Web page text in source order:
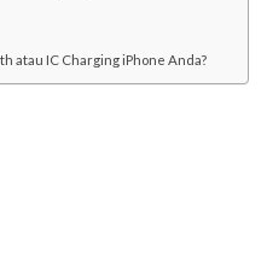
atau IC Charging iPhone Anda?